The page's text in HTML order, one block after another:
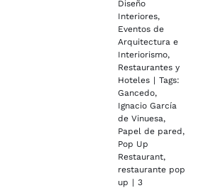
Diseño
Interiores,
Eventos de
Arquitectura e
Interiorismo,
Restaurantes y
Hoteles | Tags:
Gancedo,
Ignacio García
de Vinuesa,
Papel de pared,
Pop Up
Restaurant,
restaurante pop
up | 3